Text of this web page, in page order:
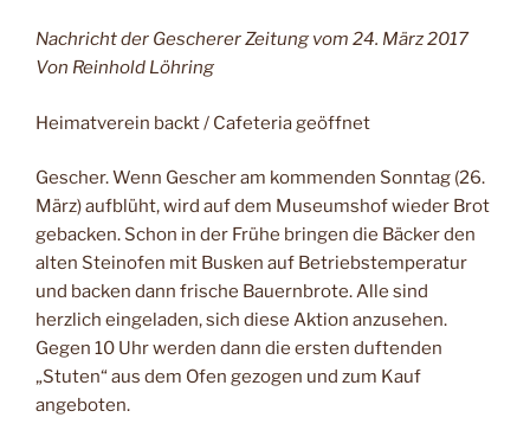
Nachricht der Gescherer Zeitung vom 24. März 2017
Von Reinhold Löhring
Heimatverein backt / Cafeteria geöffnet
Gescher. Wenn Gescher am kommenden Sonntag (26.
März) aufblüht, wird auf dem Museumshof wieder Brot
gebacken. Schon in der Frühe bringen die Bäcker den
alten Steinofen mit Busken auf Betriebstemperatur
und backen dann frische Bauernbrote. Alle sind
herzlich eingeladen, sich diese Aktion anzusehen.
Gegen 10 Uhr werden dann die ersten duftenden
„Stuten“ aus dem Ofen gezogen und zum Kauf
angeboten.